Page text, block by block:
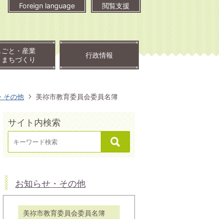
Foreign language 閲覧支援
ごと・産業
まちづくり
行政情報
その他 美祢市教育委員会委員名簿
サイト内検索
お知らせ・その他
美祢市教育委員会委員名簿